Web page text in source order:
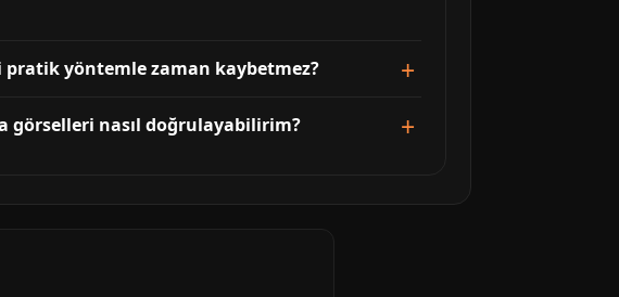
pratik yöntemle zaman kaybetmez?
görselleri nasıl doğrulayabilirim?